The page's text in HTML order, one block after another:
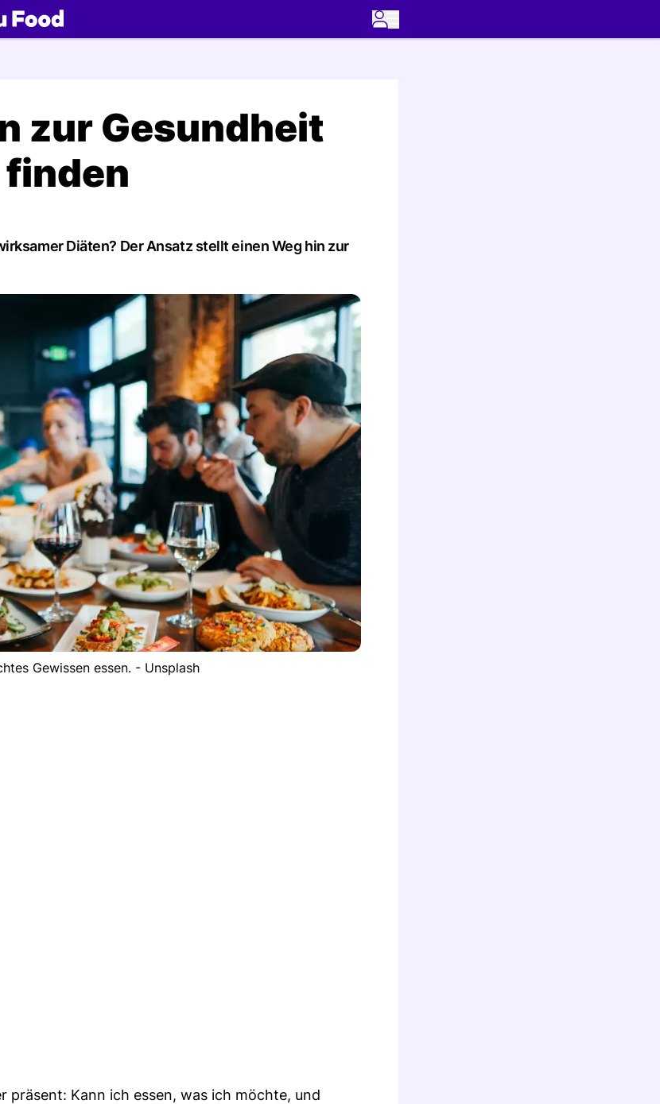
zur Gesundheit
finden
Diäten? Der Ansatz stellt einen Weg hin zur
Gewissen essen. - Unsplash
präsent: Kann ich essen, was ich möchte, und